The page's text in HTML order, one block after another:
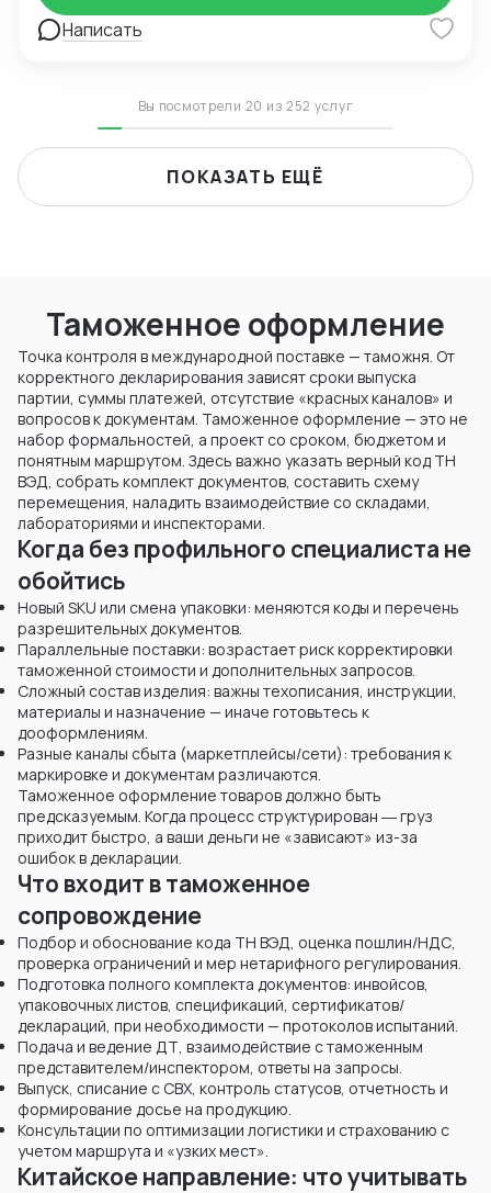
Написать
Вы посмотрели 20 из 252 услуг
ПОКАЗАТЬ ЕЩЁ
Таможенное оформление
Точка контроля в международной поставке — таможня. От
корректного декларирования зависят сроки выпуска
партии, суммы платежей, отсутствие «красных каналов» и
вопросов к документам. Таможенное оформление — это не
набор формальностей, а проект со сроком, бюджетом и
понятным маршрутом. Здесь важно указать верный код ТН
ВЭД, собрать комплект документов, составить схему
перемещения, наладить взаимодействие со складами,
лабораториями и инспекторами.
Когда без профильного специалиста не
обойтись
Новый SKU или смена упаковки: меняются коды и перечень
разрешительных документов.
Параллельные поставки: возрастает риск корректировки
таможенной стоимости и дополнительных запросов.
Сложный состав изделия: важны техописания, инструкции,
материалы и назначение — иначе готовьтесь к
дооформлениям.
Разные каналы сбыта (маркетплейсы/сети): требования к
маркировке и документам различаются.
Таможенное оформление товаров должно быть
предсказуемым. Когда процесс структурирован ― груз
приходит быстро, а ваши деньги не «зависают» из-за
ошибок в декларации.
Что входит в таможенное
сопровождение
Подбор и обоснование кода ТН ВЭД, оценка пошлин/НДС,
проверка ограничений и мер нетарифного регулирования.
Подготовка полного комплекта документов: инвойсов,
упаковочных листов, спецификаций, сертификатов/
деклараций, при необходимости — протоколов испытаний.
Подача и ведение ДТ, взаимодействие с таможенным
представителем/инспектором, ответы на запросы.
Выпуск, списание с СВХ, контроль статусов, отчетность и
формирование досье на продукцию.
Консультации по оптимизации логистики и страхованию с
учетом маршрута и «узких мест».
Китайское направление: что учитывать